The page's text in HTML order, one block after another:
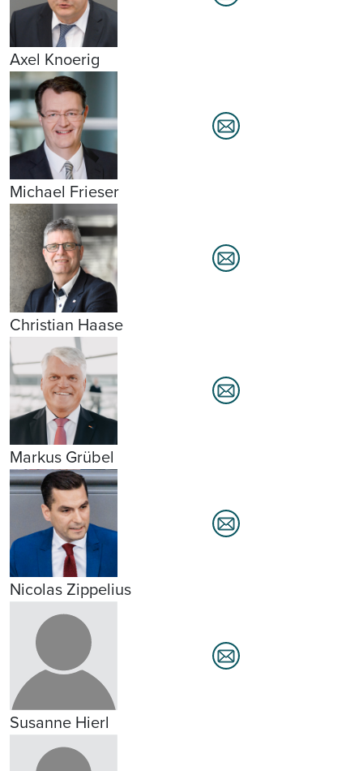
Axel Knoerig
Michael Frieser
Christian Haase
Markus Grübel
Nicolas Zippelius
Susanne Hierl